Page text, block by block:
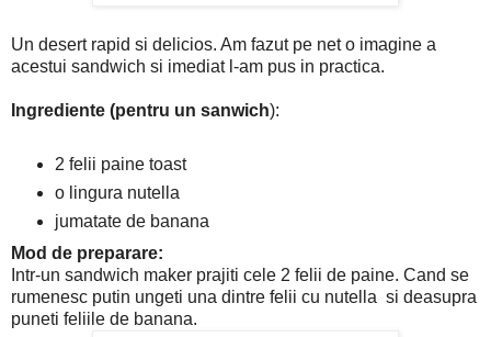
Un desert rapid si delicios. Am fazut pe net o imagine a
acestui sandwich si imediat l-am pus in practica.
Ingrediente (pentru un sanwich):
2 felii paine toast
o lingura nutella
jumatate de banana
Mod de preparare:
Intr-un sandwich maker prajiti cele 2 felii de paine. Cand se
rumenesc putin ungeti una dintre felii cu nutella si deasupra
puneti feliile de banana.